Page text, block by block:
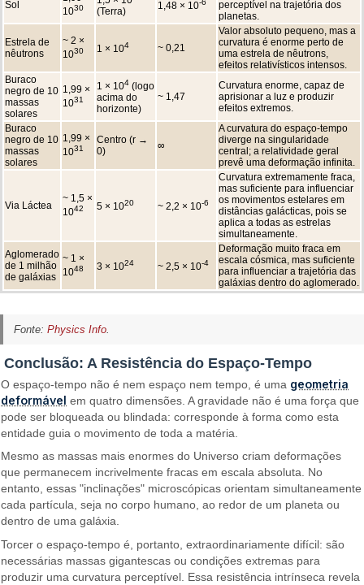
Sol
1030 (Terra) 1,48 × 10-6
perceptível na trajetória dos
planetas.
Estrela de
nêutrons
~ 2 ×
1030 1 × 104 ~ 0,21
Valor absoluto pequeno, mas a
curvatura é enorme perto de
uma estrela de nêutrons,
efeitos relativísticos intensos.
Buraco
negro de 10
massas
solares
1,99 ×
1031
1 × 104 (logo
acima do
horizonte)
~ 1,47
Curvatura enorme, capaz de
aprisionar a luz e produzir
efeitos extremos.
Buraco
negro de 10
massas
solares
1,99 ×
1031
Centro (r →
0)
∞
A curvatura do espaço-tempo
diverge na singularidade
central; a relatividade geral
prevê uma deformação infinita.
Via Láctea
~ 1,5 ×
1042 5 × 1020 ~ 2,2 × 10-6
Curvatura extremamente fraca,
mas suficiente para influenciar
os movimentos estelares em
distâncias galácticas, pois se
aplica a todas as estrelas
simultaneamente.
Aglomerado
de 1 milhão
de galáxias
~ 1 ×
1048 3 × 1024 ~ 2,5 × 10-4
Deformação muito fraca em
escala cósmica, mas suficiente
para influenciar a trajetória das
galáxias dentro do aglomerado.
Fonte: Physics Info.
Conclusão: A Resistência do Espaço-Tempo
O espaço-tempo não é nem espaço nem tempo, é uma geometria
deformável em quatro dimensões. A gravidade não é uma força que
pode ser bloqueada ou blindada: corresponde à forma como esta
entidade guia o movimento de toda a matéria.
Mesmo as massas mais enormes do Universo criam deformações
que permanecem incrivelmente fracas em escala absoluta. No
entanto, essas "inclinações" microscópicas orientam simultaneamente
cada partícula, seja no corpo humano, ao redor de um planeta ou
dentro de uma galáxia.
Torcer o espaço-tempo é, portanto, extraordinariamente difícil: são
necessárias massas gigantescas ou condições extremas para
produzir uma curvatura perceptível. Essa resistência intrínseca revela